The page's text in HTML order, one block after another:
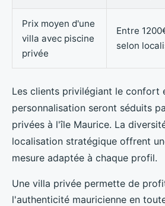
Prix moyen d'une
villa avec piscine
privée
Entre
selon
Les clients privilégiant le confort
personnalisation seront séduits
privées à l'île Maurice. La
localisation stratégique offrent
mesure adaptée à chaque profil.
Une villa privée permette de
l'authenticité mauricienne en